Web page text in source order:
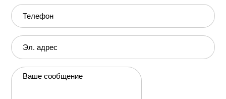
Телефон
Эл. адрес
Ваше сообщение